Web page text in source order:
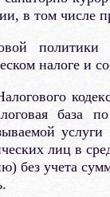
в том числе
политики
налоге и
база по
лиц в
без учета